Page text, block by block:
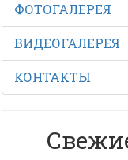
ФОТОГАЛЕРЕЯ
ВИДЕОГАЛЕРЕЯ
КОНТАКТЫ